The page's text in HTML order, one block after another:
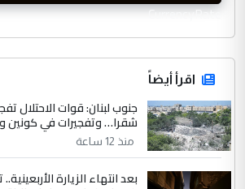
CurrencyRate
اقرأ أيضاً
جنوب لبنان: قوات الاحتلال
شقرا… وتفجيرات في كونين
منذ 12 ساعة
بعد انتهاء الزيارة